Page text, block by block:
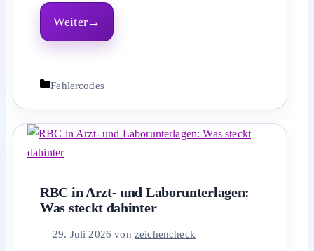
Weiter
Kategorien
Fehlercodes
RBC in Arzt- und Laborunterlagen:
Was steckt dahinter
29. Juli 2026 von zeichencheck